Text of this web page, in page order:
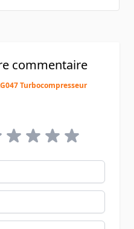
commentaire
Turbocompresseur